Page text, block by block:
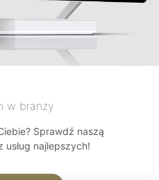
w branży
Sprawdź naszą
najlepszych!